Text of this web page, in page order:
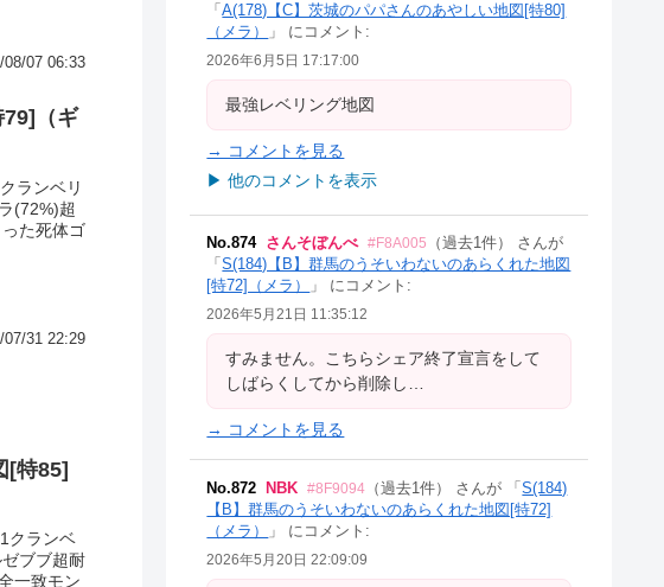
08/07 06:33
79]（ギ
ランベリ
(72%)超
た死体ゴ
07/31 22:29
[特85]
クランベ
ブブ超耐
一致モン
「A(178)【C】茨城のパパさんのあやしい地図[特80]
（メラ）
」 にコメント:
2026年6月5日 17:17:00
最強レベリング地図
→ コメントを見る
▶ 他のコメントを表示
No.874 さんそぼんべ #F8A005
（過去1件） さんが
「S(184)【B】群馬のうそいわないのあらくれた地図
[特72]（メラ）
」 にコメント:
2026年5月21日 11:35:12
すみません。こちらシェア終了宣言をして
しばらくしてから削除し…
→ コメントを見る
No.872 NBK #8F9094 （過去1件） さんが 「S(184)
【B】群馬のうそいわないのあらくれた地図[特72]
（メラ）
」 にコメント:
2026年5月20日 22:09:09